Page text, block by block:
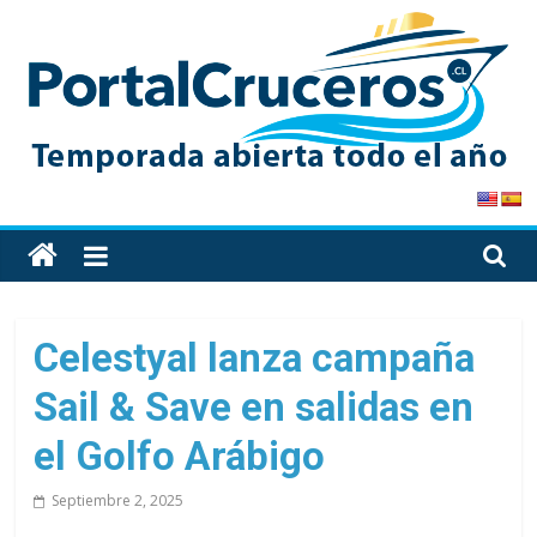
content
PortalCruceros
Toda
la
de
cruceros
en
solo
Celestyal lanza campaña
Sail & Save en salidas en
el Golfo Arábigo
Septiembre 2, 2025